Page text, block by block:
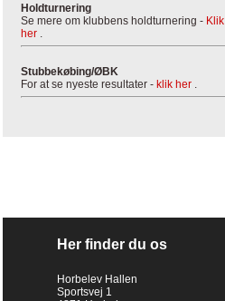
Holdturnering
Se mere om klubbens holdturnering - Klik
her.
Stubbekøbing/ØBK
For at se nyeste resultater - klik her.
Her finder du os
Horbelev Hallen
Sportsvej 1